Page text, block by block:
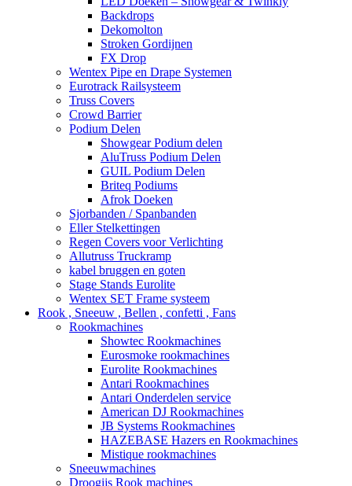
Backdrops
Dekomolton
Stroken Gordijnen
FX Drop
Wentex Pipe en Drape Systemen
Eurotrack Railsysteem
Truss Covers
Crowd Barrier
Podium Delen
Showgear Podium delen
AluTruss Podium Delen
GUIL Podium Delen
Briteq Podiums
Afrok Doeken
Sjorbanden / Spanbanden
Eller Stelkettingen
Regen Covers voor Verlichting
Allutruss Truckramp
kabel bruggen en goten
Stage Stands Eurolite
Wentex SET Frame systeem
Rook , Sneeuw , Bellen , confetti , Fans
Rookmachines
Showtec Rookmachines
Eurosmoke rookmachines
Eurolite Rookmachines
Antari Rookmachines
Antari Onderdelen service
American DJ Rookmachines
JB Systems Rookmachines
HAZEBASE Hazers en Rookmachines
Mistique rookmachines
Sneeuwmachines
Droogijs Rook machines